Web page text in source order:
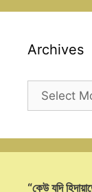
Archives
Archives
“কেউ যদি